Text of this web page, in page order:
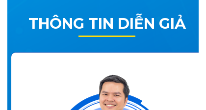
THÔNG TIN DIỄN GIẢ